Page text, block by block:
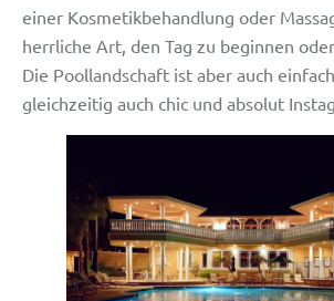
einer Kosmetikbehandlung oder
herrliche Art, den Tag zu beginnen
Die Poollandschaft ist aber auch
gleichzeitig auch chic und absolut